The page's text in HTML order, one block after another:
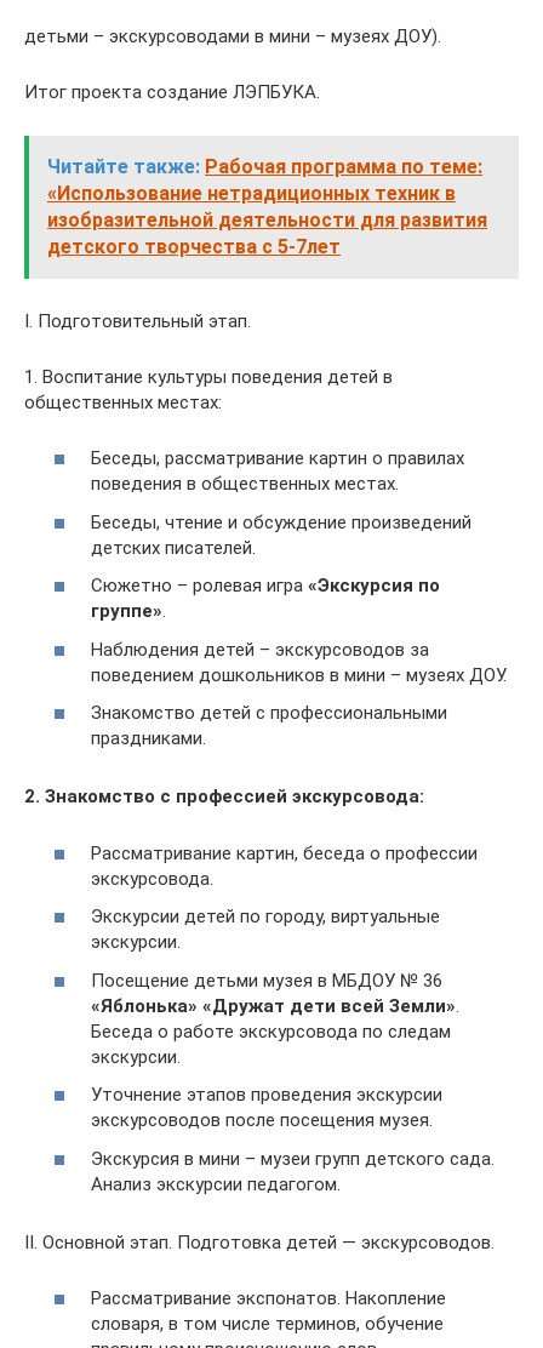
детьми – экскурсоводами в мини – музеях ДОУ).
Итог проекта создание ЛЭПБУКА.
Читайте также: Рабочая программа по теме:
«Использование нетрадиционных техник в
изобразительной деятельности для развития
детского творчества с 5-7лет
I. Подготовительный этап.
1. Воспитание культуры поведения детей в
общественных местах:
Беседы, рассматривание картин о правилах
поведения в общественных местах.
Беседы, чтение и обсуждение произведений
детских писателей.
Сюжетно – ролевая игра «Экскурсия по
группе».
Наблюдения детей – экскурсоводов за
поведением дошкольников в мини – музеях ДОУ.
Знакомство детей с профессиональными
праздниками.
2. Знакомство с профессией экскурсовода:
Рассматривание картин, беседа о профессии
экскурсовода.
Экскурсии детей по городу, виртуальные
экскурсии.
Посещение детьми музея в МБДОУ № 36
«Яблонька» «Дружат дети всей Земли»
Беседа о работе экскурсовода по следам
экскурсии.
Уточнение этапов проведения экскурсии
экскурсоводов после посещения музея.
Экскурсия в мини – музеи групп детского сада.
Анализ экскурсии педагогом.
II. Основной этап. Подготовка детей — экскурсоводов.
Рассматривание экспонатов. Накопление
словаря, в том числе терминов, обучение